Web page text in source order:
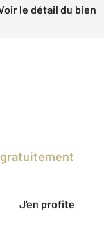
Voir le détail du bien
gratuitement
J'en profite